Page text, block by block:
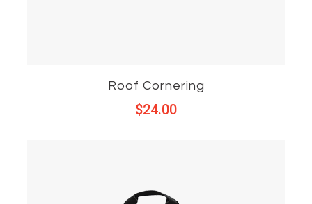
Roof Cornering
$24.00